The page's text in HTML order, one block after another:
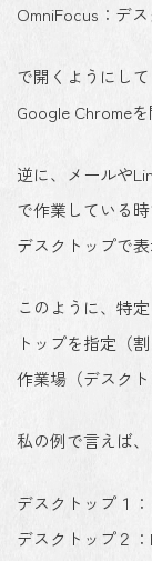
OmniFocus：デ
で開くようにし
Google Chrome
逆に、メールや
で作業している
デスクトップで
このように、特
トップを指定（
作業場（デスク
私の例で言えば、
デスクトップ１
デスクトップ２